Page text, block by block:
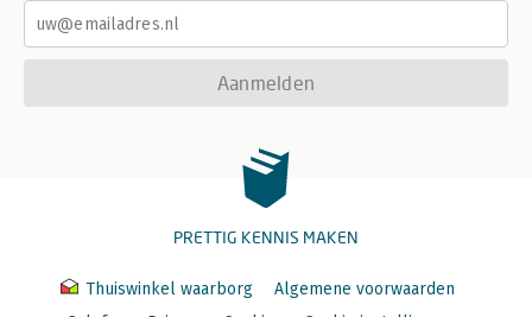
Aanmelden
PRETTIG KENNIS MAKEN
Thuiswinkel waarborg
Algemene voorwaarden